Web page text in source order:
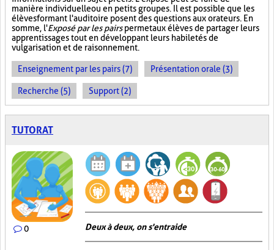
manière individuelle ou en petits groupes. Il est possible que les
élèves formant l'auditoire posent des questions aux orateurs. En
somme, l'Exposé par les pairspermet aux élèves de partager leurs
apprentissages tout en développant leurs habiletés de
vulgarisation et de raisonnement.
Enseignement par les pairs (7) Présentation orale (3)
Recherche (5) Support (2)
TUTORAT
0 Deux à deux, on s'entraide